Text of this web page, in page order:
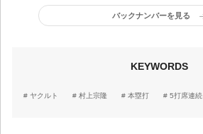
バックナンバーを見る
KEYWORDS
ヤクルト 村上宗隆 本塁打 5打席連続